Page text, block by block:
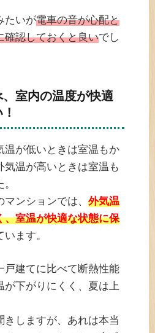
たいが電車の音が心配と
確認しておくと良いでし
室内の温度が快適
温が低いときは室温もか
気温が高いときは室温も
ンションでは、 外気温
、室温が快適な状態に保
います。
戸建てに比べて断熱性能
が下がりにくく、夏は上
きしますが、あれは本当